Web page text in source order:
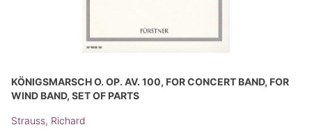
KÖNIGSMARSCH O. OP. AV. 100, FOR CONCERT BAND, FOR
WIND BAND, SET OF PARTS
Strauss, Richard